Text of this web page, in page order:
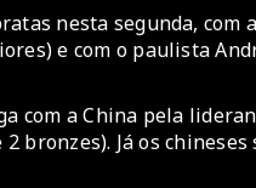
nesta segunda,
e com o paulista
com a China pela
bronzes). Já os